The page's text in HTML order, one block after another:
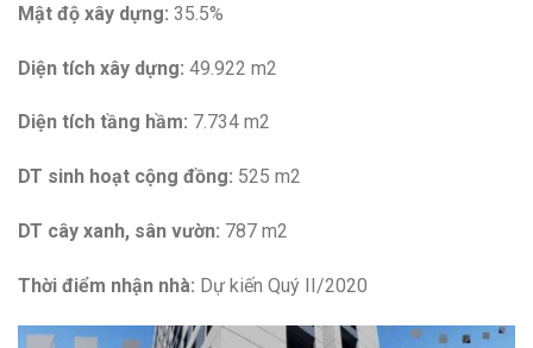
Mật độ xây dựng: 35.5%
Diện tích xây dựng: 49.922 m2
Diện tích tầng hầm: 7.734 m2
DT sinh hoạt cộng đồng: 525 m2
DT cây xanh, sân vườn: 787 m2
Thời điểm nhận nhà: Dự kiến Quý II/2020